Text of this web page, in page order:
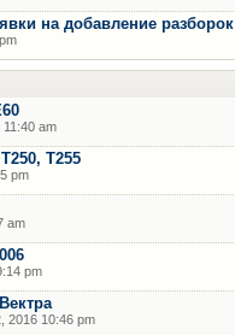
на добавление разборок
am
T255
pm
am
pm
2016 10:46 pm